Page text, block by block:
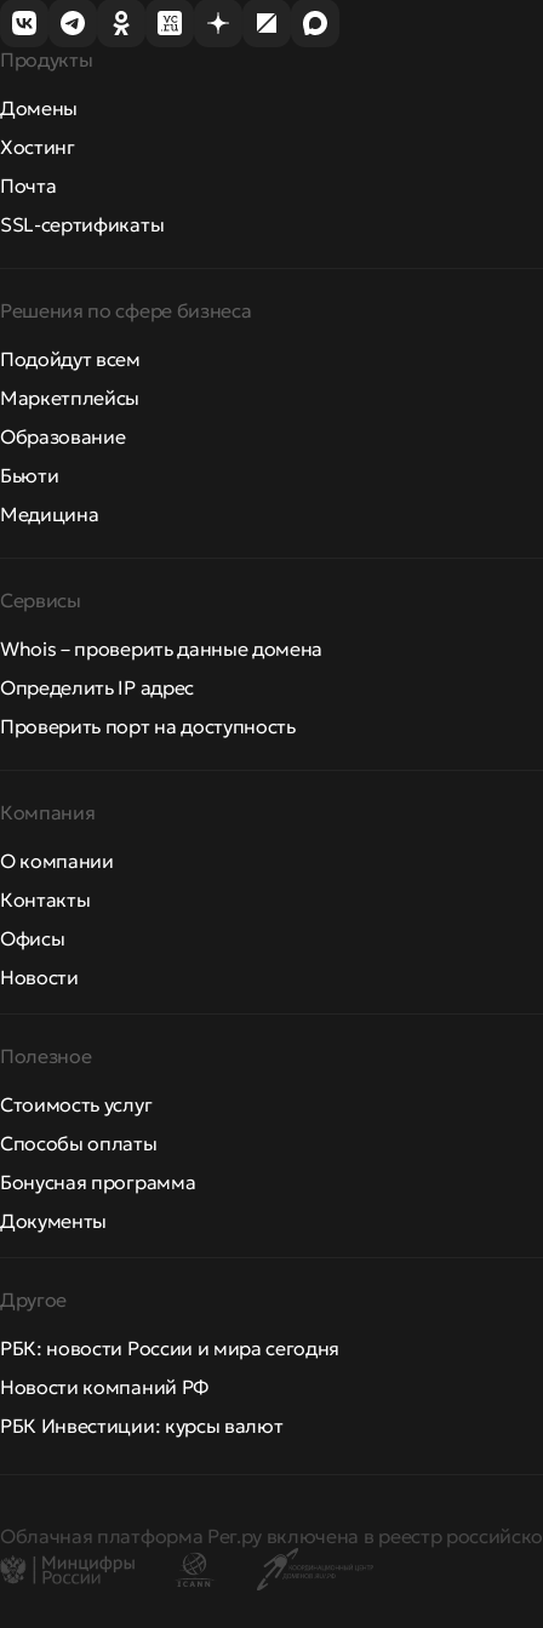
Продукты
Домены
Хостинг
Почта
SSL-сертификаты
Решения по сфере бизнеса
Подойдут всем
Маркетплейсы
Образование
Бьюти
Медицина
Сервисы
Whois – проверить данные домена
Определить IP адрес
Проверить порт на доступность
Компания
О компании
Контакты
Офисы
Новости
Полезное
Стоимость услуг
Способы оплаты
Бонусная программа
Документы
Другое
РБК: новости России и мира сегодня
Новости компаний РФ
РБК Инвестиции: курсы валют
Облачная платформа Рег.ру включена в реестр